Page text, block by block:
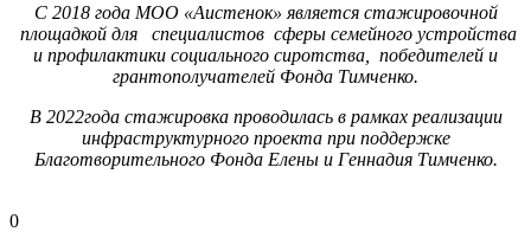
С 2018 года МОО «Аистенок» является стажировочной
площадкой для специалистов сферы семейного устройства
и профилактики социального сиротства, победителей и
грантополучателей Фонда Тимченко.
В 2022года стажировка проводилась в рамках реализации
инфраструктурного проекта при поддержке
Благотворительного Фонда Елены и Геннадия Тимченко.
0